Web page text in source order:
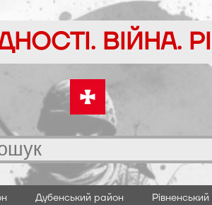
ВІЙНА.
Дубенський район